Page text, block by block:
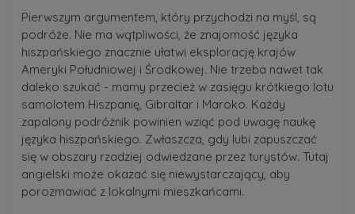
Pierwszym argumentem, który przychodzi na myśl, są
podróże. Nie ma wątpliwości, że znajomość języka
hiszpańskiego znacznie ułatwi eksplorację krajów
Ameryki Południowej i Środkowej. Nie trzeba nawet tak
daleko szukać - mamy przecież w zasięgu krótkiego lotu
samolotem Hiszpanię, Gibraltar i Maroko. Każdy
zapalony podróżnik powinien wziąć pod uwagę naukę
języka hiszpańskiego. Zwłaszcza, gdy lubi zapuszczać
się w obszary rzadziej odwiedzane przez turystów. Tutaj
angielski może okazać się niewystarczający, aby
porozmawiać z lokalnymi mieszkańcami.